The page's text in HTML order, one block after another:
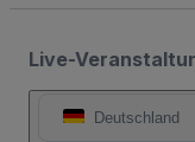
Live-
Deutschland